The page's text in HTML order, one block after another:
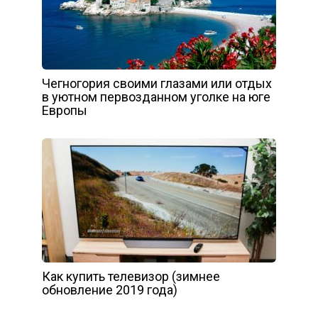
Чегногория своими глазами или отдых
в уютном первозданном уголке на юге
Европы
Как купить телевизор (зимнее
обновление 2019 года)